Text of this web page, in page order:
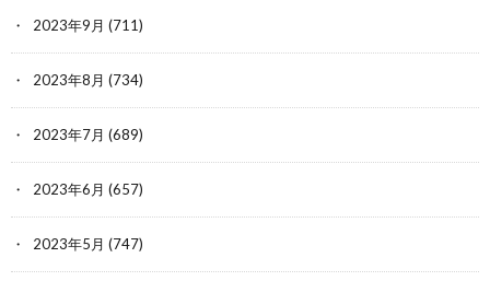
2023年9月 (711)
2023年8月 (734)
2023年7月 (689)
2023年6月 (657)
2023年5月 (747)